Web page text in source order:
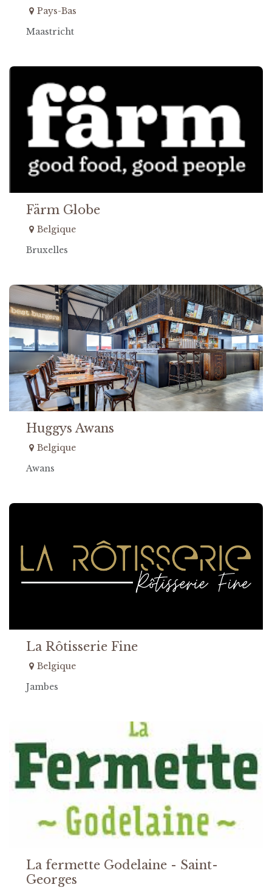
Pays-Bas
Maastricht
Färm Globe
Belgique
Bruxelles
Huggys Awans
Belgique
Awans
La Rôtisserie Fine
Belgique
Jambes
La fermette Godelaine - Saint-
Georges